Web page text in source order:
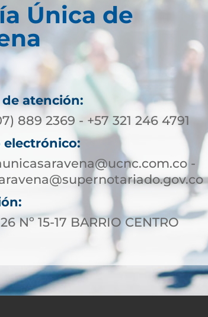
Única de
de atención:
889 2369 - +57 321 246 4791
electrónico:
-
Nº 15-17 BARRIO CENTRO